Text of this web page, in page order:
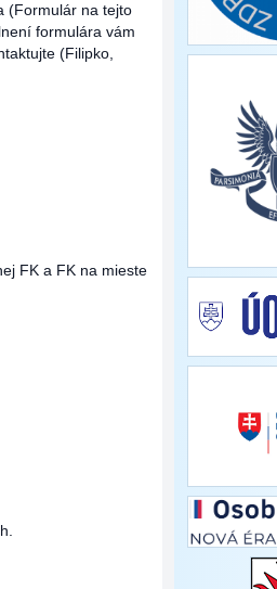
(Formulár na tejto
formulára vám
(Filipko,
FK a FK na mieste